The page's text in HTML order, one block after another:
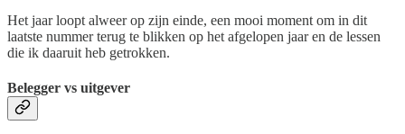
Het jaar loopt alweer op zijn einde, een mooi moment om in dit
laatste nummer terug te blikken op het afgelopen jaar en de lessen
die ik daaruit heb getrokken.
Belegger vs uitgever